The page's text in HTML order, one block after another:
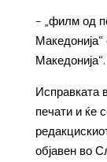
– „филм од
Македонија“.
Исправката
печати и ќе
објавен во